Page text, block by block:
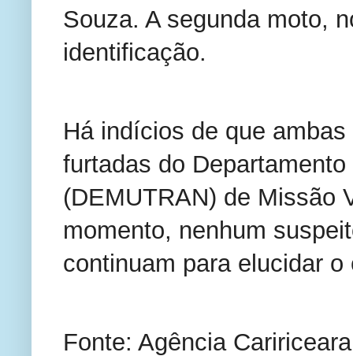
Souza. A segunda moto,
identificação.
Há indícios de que
furtadas do
(DEMUTRAN) de Missão
momento, nenhum
continuam para elucidar o
Fonte: Agência Caririceara